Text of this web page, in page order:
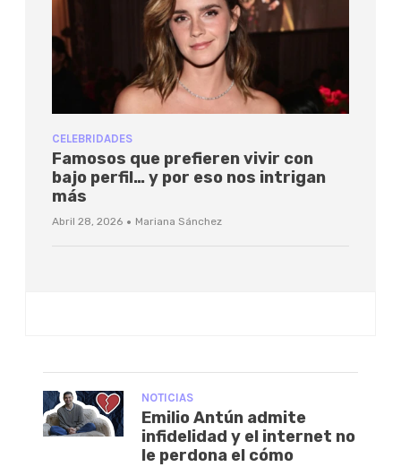
CELEBRIDADES
Famosos que prefieren vivir con
bajo perfil… y por eso nos intrigan
más
Abril 28, 2026 · Mariana Sánchez
NOTICIAS
Emilio Antún admite
infidelidad y el internet no
le perdona el cómo